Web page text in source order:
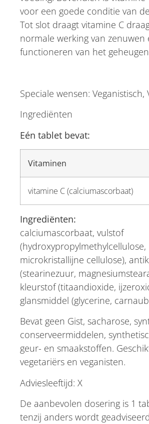
voor een goede conditie van
Tot slot draagt vitamine C
normale werking van zenuwen
functioneren van het
Speciale wensen: Veganistisch,
Ingrediënten
Eén tablet bevat:
Vitaminen
vitamine C (calciumascorbaat)
Ingrediënten:
calciumascorbaat, vulstof
(hydroxypropylmethylcellulose,
microkristallijne cellulose),
(stearinezuur,
kleurstof (titaandioxide,
glansmiddel (glycerine,
Bevat geen Gist, sacharose,
conserveermiddelen,
geur- en smaakstoffen.
vegetariërs en veganisten.
Adviesleeftijd: X
De aanbevolen dosering is 1
tenzij anders wordt